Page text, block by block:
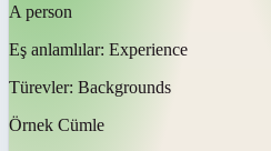
A person
Eş anlamlılar: Experience
Türevler: Backgrounds
Örnek Cümle